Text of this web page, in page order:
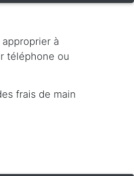
à
téléphone ou
frais de main